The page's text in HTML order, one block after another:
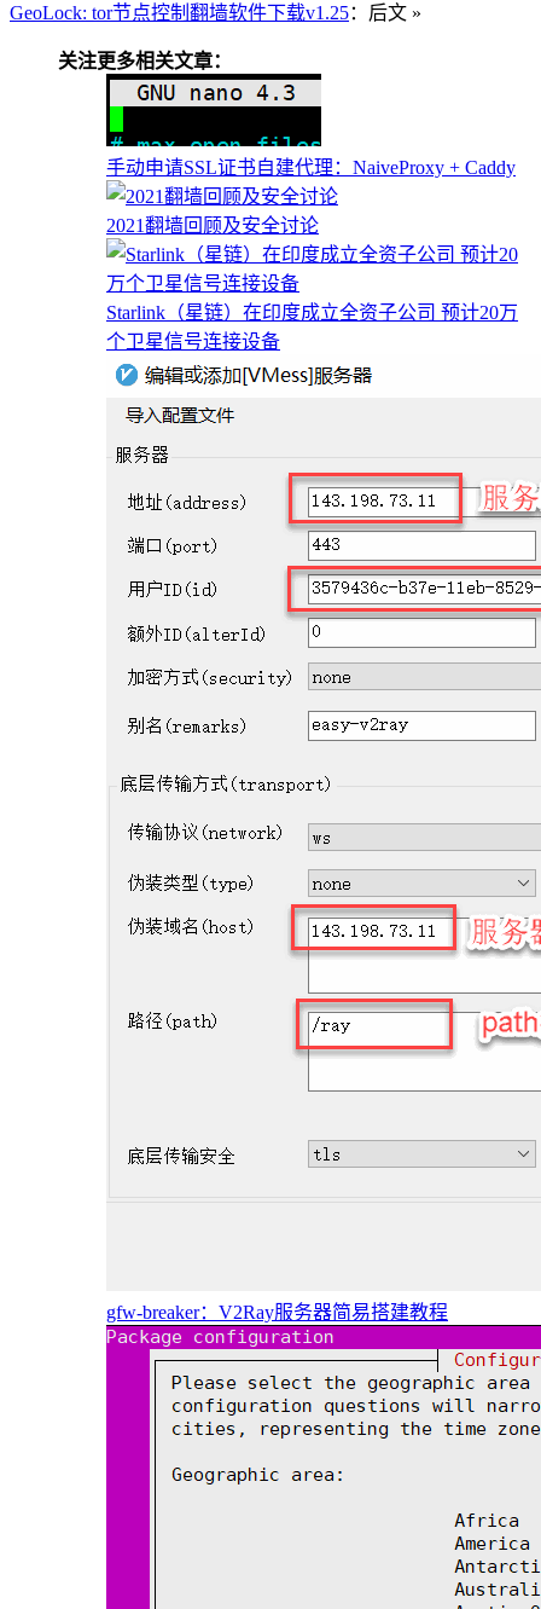
GeoLock: tor节点控制翻墙软件下载v1.25：后文 »
关注更多相关文章：
手动申请SSL证书自建代理：NaiveProxy + Caddy
2021翻墙回顾及安全讨论
Starlink（星链）在印度成立全资子公司 预计20万
个卫星信号连接设备
gfw-breaker：V2Ray服务器简易搭建教程